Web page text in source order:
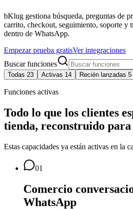
bKlug gestiona búsqueda, preguntas de
carrito, checkout, seguimiento, soporte y
dentro de WhatsApp.
Empezar prueba gratisVer integraciones
Buscar funciones
Todas 23 Activas 14 Recién lanzadas 5
Funciones activas
Todo lo que los clientes
tienda, reconstruido
Estas capacidades ya están activas en la
01
Comercio
WhatsApp